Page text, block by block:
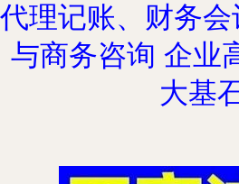
代理记账、财务
与商务咨询 企业
大基